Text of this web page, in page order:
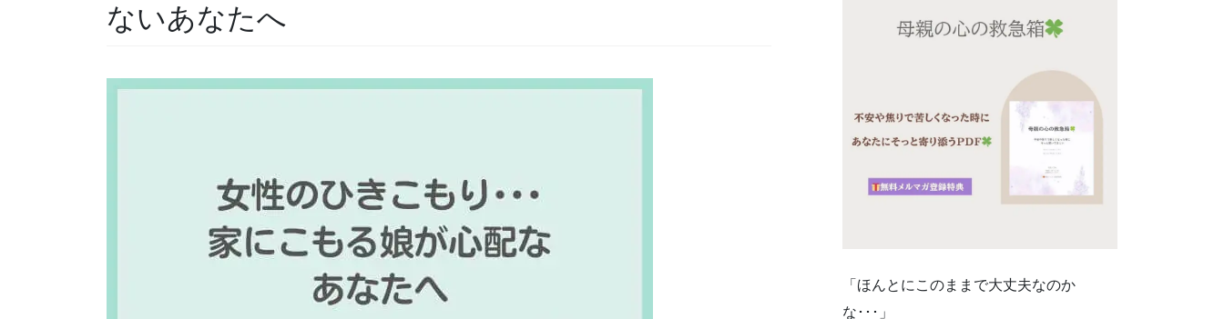
ないあなたへ
「ほんとにこのままで大丈夫なのか
な･･･」